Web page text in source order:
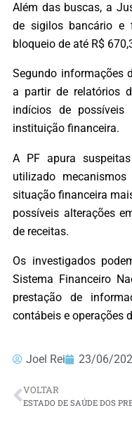
Além das buscas, a
de sigilos bancário e
bloqueio de até R$
Segundo informações
a partir de relatórios
indícios de possíveis
instituição financeira.
A PF apura
utilizado
situação financeira
possíveis alterações
de receitas.
Os investigados
Sistema Financeiro
prestação de
contábeis e operações
Joel Rei 23/06/
VOLTAR